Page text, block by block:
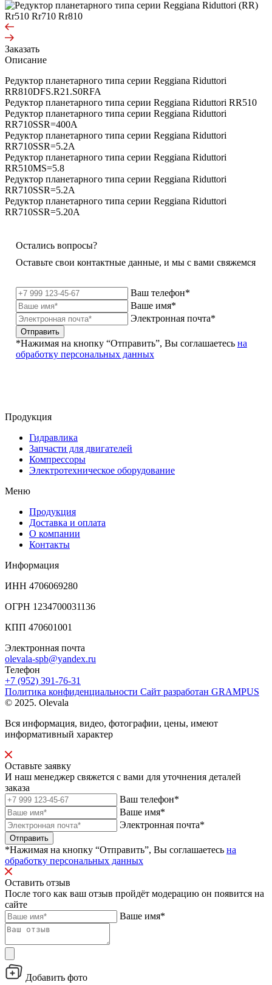
Заказать
Описание
Редуктор планетарного типа серии Reggiana Riduttori
RR810DFS.R21.S0RFA
Редуктор планетарного типа серии Reggiana Riduttori RR510
Редуктор планетарного типа серии Reggiana Riduttori
RR710SSR=400A
Редуктор планетарного типа серии Reggiana Riduttori
RR710SSR=5.2A
Редуктор планетарного типа серии Reggiana Riduttori
RR510MS=5.8
Редуктор планетарного типа серии Reggiana Riduttori
RR710SSR=5.2A
Редуктор планетарного типа серии Reggiana Riduttori
RR710SSR=5.20A
Остались вопросы?
Оставьте свои контактные данные, и мы с вами свяжемся
Ваш телефон*
Ваше имя*
Электронная почта*
Отправить
*Нажимая на кнопку “Отправить”, Вы соглашаетесь на
обработку персональных данных
Продукция
Гидравлика
Запчасти для двигателей
Компрессоры
Электротехническое оборудование
Меню
Продукция
Доставка и оплата
О компании
Контакты
Информация
ИНН 4706069280
ОГРН 1234700031136
КПП 470601001
Электронная почта
olevala-spb@yandex.ru
Телефон
+7 (952) 391-76-31
Политика конфиденциальности Сайт разработан GRAMPUS
© 2025. Olevala
Вся информация, видео, фотографии, цены, имеют
информативный характер
Оставьте заявку
И наш менеджер свяжется с вами для уточнения деталей
заказа
Ваш телефон*
Ваше имя*
Электронная почта*
Отправить
*Нажимая на кнопку “Отправить”, Вы соглашаетесь на
обработку персональных данных
Оставить отзыв
После того как ваш отзыв пройдёт модерацию он появится на
сайте
Ваше имя*
Добавить фото